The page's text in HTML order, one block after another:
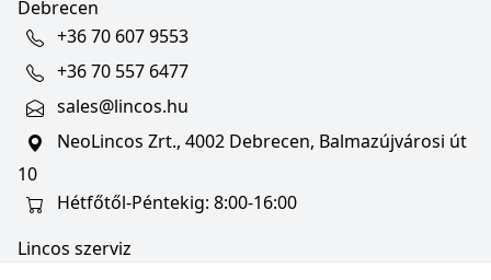
Debrecen
+36 70 607 9553
+36 70 557 6477
sales@lincos.hu
NeoLincos Zrt., 4002 Debrecen, Balmazújvárosi út
10
Hétfőtől-Péntekig: 8:00-16:00
Lincos szerviz